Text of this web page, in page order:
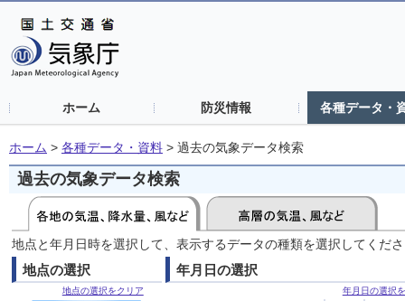
ホーム 防災情報 各種データ・
ホーム > 各種データ・資料 > 過去の気象データ検索
過去の気象データ検索
地点と年月日時を選択して、表示するデータの種類を選択してくだ
地点の選択
地点の選択をクリア
年月日の選択
年月日の選択